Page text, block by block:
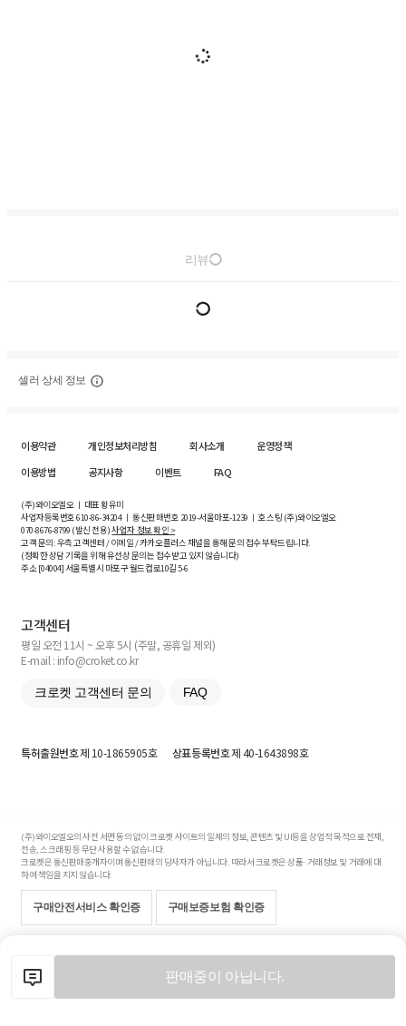
판매중이 아닙니다.
리뷰
셀러 상세 정보
이용약관 개인정보처리방침 회사소개
운영정책
이용방법
공지사항 이벤트 FAQ
(주)와이오엘오 ㅣ 대표 황유미
사업자등록번호610-86-34204ㅣ 통신판매번호 2019-서울마포-1239 ㅣ 호스팅 (주)와이오엘오
070-8676-8799 (발신 전용)사업자 정보 확인 >
고객 문의: 우측 고객센터 / 이메일 / 카카오플러스 채널을 통해 문의 접수 부탁드립니다.
(정확한 상담 기록을 위해 유선상 문의는 접수받고 있지 않습니다)
주소 [04004] 서울특별시 마포구 월드컵로10길5-6
고객센터
평일 오전 11시 ~ 오후 5시 (주말, 공휴일 제외)
E-mail : info@croket.co.kr
크로켓 고객센터 문의 FAQ
특허출원번호제 10-1865905호 상표등록번호제 40-1643898호
(주)와이오엘오의 사전 서면 동의 없이 크로켓 사이트의 일체의 정보, 콘텐츠 및 UI등을 상업적 목적으로 전재,
전송, 스크래핑 등 무단 사용할 수 없습니다.
크로켓은 통신판매중개자이며 통신판매의 당사자가 아닙니다. 따라서 크로켓은 상품·거래정보 및 거래에 대
하여 책임을 지지 않습니다.
구매안전서비스 확인증 구매보증보험 확인증